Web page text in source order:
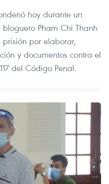
hoy durante un
Pham Chi Thanh
por elaborar,
y documentos contra el
del Código Penal.